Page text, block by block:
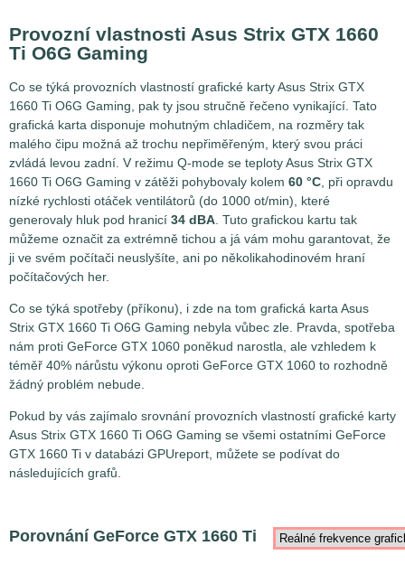
Provozní vlastnosti Asus Strix GTX 1660
Ti O6G Gaming
Co se týká provozních vlastností grafické karty Asus Strix GTX
1660 Ti O6G Gaming, pak ty jsou stručně řečeno vynikající. Tato
grafická karta disponuje mohutným chladičem, na rozměry tak
malého čipu možná až trochu nepřiměřeným, který svou práci
zvládá levou zadní. V režimu Q-mode se teploty Asus Strix GTX
1660 Ti O6G Gaming v zátěži pohybovaly kolem 60 °C , při opravdu
nízké rychlosti otáček ventilátorů (do 1000 ot/min), které
generovaly hluk pod hranicí 34 dBA . Tuto grafickou kartu tak
můžeme označit za extrémně tichou a já vám mohu garantovat, že
ji ve svém počítači neuslyšíte, ani po několikahodinovém hraní
počítačových her.
Co se týká spotřeby (příkonu), i zde na tom grafická karta Asus
Strix GTX 1660 Ti O6G Gaming nebyla vůbec zle. Pravda, spotřeba
nám proti GeForce GTX 1060 poněkud narostla, ale vzhledem k
téměř 40% nárůstu výkonu oproti GeForce GTX 1060 to rozhodně
žádný problém nebude.
Pokud by vás zajímalo srovnání provozních vlastností grafické karty
Asus Strix GTX 1660 Ti O6G Gaming se všemi ostatními GeForce
GTX 1660 Ti v databázi GPUreport, můžete se podívat do
následujících grafů.
Porovnání GeForce GTX 1660 Ti